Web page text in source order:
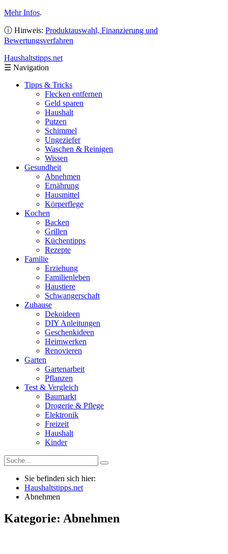
Mehr Infos.
ⓘ Hinweis: Produktauswahl, Finanzierung und
Bewertungsverfahren
Haushaltstipps.net
☰ Navigation
Tipps & Tricks
Flecken entfernen
Geld sparen
Haushalt
Putzen
Schimmel
Ungeziefer
Waschen & Reinigen
Wissen
Gesundheit
Abnehmen
Ernährung
Hausmittel
Körperflege
Kochen
Backen
Grillen
Küchentipps
Rezepte
Familie
Erziehung
Familienleben
Haustiere
Schwangerschaft
Zuhause
Dekoideen
DIY Anleitungen
Geschenkideen
Heimwerken
Renovieren
Garten
Gartenarbeit
Pflanzen
Test & Vergleich
Baumarkt
Drogerie & Pflege
Elektronik
Freizeit
Haushalt
Kinder
Sie befinden sich hier:
Haushaltstipps.net
Abnehmen
Kategorie: Abnehmen